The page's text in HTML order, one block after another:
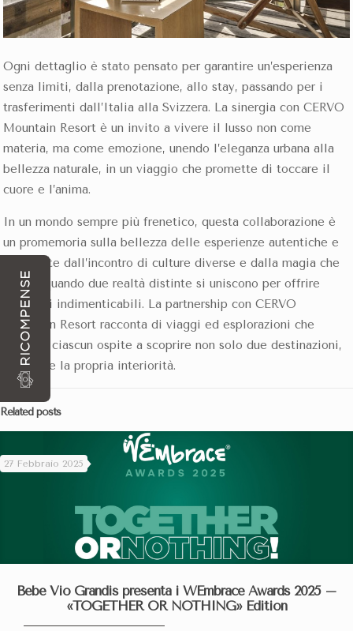
Ogni dettaglio è stato pensato per garantire un’esperienza
senza limiti, dalla prenotazione, allo stay, passando per i
trasferimenti dall’Italia alla Svizzera. La sinergia con CERVO
Mountain Resort è un invito a vivere il lusso non come
materia, ma come emozione, unendo l’eleganza urbana alla
bellezza naturale, in un viaggio che promette di toccare il
cuore e l’anima.
In un mondo sempre più frenetico, questa collaborazione è
un promemoria sulla bellezza delle esperienze autentiche e
reali, nate dall’incontro di culture diverse e dalla magia che
si crea quando due realtà distinte si uniscono per offrire
momenti indimenticabili. La partnership con CERVO
Mountain Resort racconta di viaggi ed esplorazioni che
invitano ciascun ospite a scoprire non solo due destinazioni,
ma anche la propria interiorità.
Related posts
27 Febbraio 2025
Bebe Vio Grandis presenta i WEmbrace Awards 2025 –
«TOGETHER OR NOTHING» Edition
RICOMPENSE